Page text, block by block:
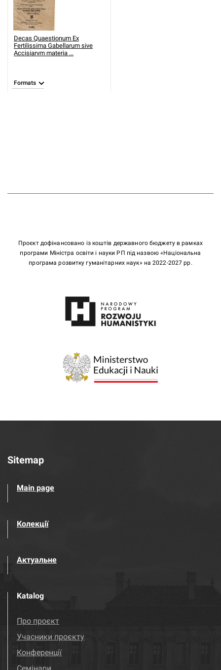
Decas Quaestionum Ex
Fertilissima Gabellarum sive
Accisiarvm materia ...
Formats
Проєкт дофінансовано із коштів державного бюджету в рамках
програми Міністра освіти і науки РП під назвою «Національна
програма розвитку гуманітарних наук» на 2022-2027 рр.
Sitemap
Main page
Колекції
Актуальне
Katalog
Про проєкт
Учасники проєкту
Конференції